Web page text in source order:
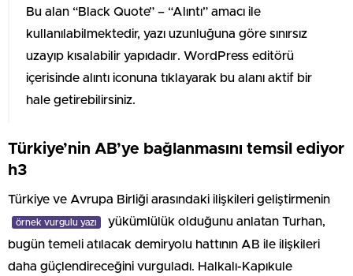
Bu alan “Black Quote” – “Alıntı” amacı ile
kullanılabilmektedir, yazı uzunluğuna göre sınırsız
uzayıp kısalabilir yapıdadır. WordPress editörü
içerisinde alıntı iconuna tıklayarak bu alanı aktif bir
hale getirebilirsiniz.
Türkiye’nin AB’ye bağlanmasını temsil ediyor
h3
Türkiye ve Avrupa Birliği arasındaki ilişkileri geliştirmenin
örnek vurgulu yazı
yükümlülük olduğunu anlatan Turhan,
bugün temeli atılacak demiryolu hattının AB ile ilişkileri
daha güçlendireceğini vurguladı. Halkalı-Kapıkule